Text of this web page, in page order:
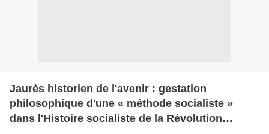
Jaurès historien de l'avenir : gestation
philosophique d'une « méthode socialiste »
dans l'Histoire socialiste de la Révolution